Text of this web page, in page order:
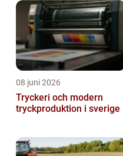
08 juni 2026
Tryckeri och modern
tryckproduktion i sverige